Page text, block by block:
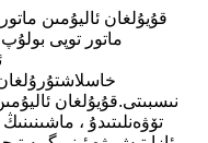
ماتور توپى
نىسبىتى.قۇيۇلغان
تۆۋەنلىتىدۇ ،